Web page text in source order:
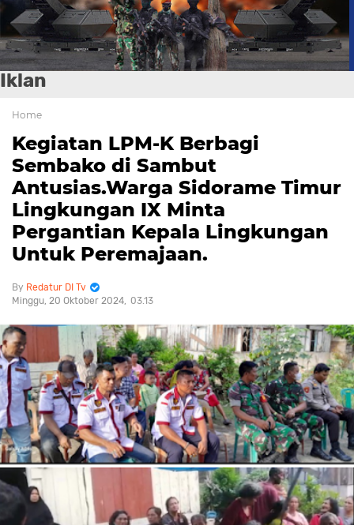
Iklan
Home
Kegiatan LPM-K Berbagi
Sembako di Sambut
Antusias.Warga Sidorame Timur
Lingkungan IX Minta
Pergantian Kepala Lingkungan
Untuk Peremajaan.
Redatur DI Tv
Minggu, 20 Oktober 2024 03.13